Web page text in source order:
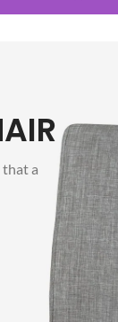
that a